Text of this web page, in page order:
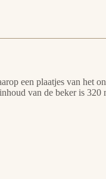
een plaatjes van het
van de beker is 320